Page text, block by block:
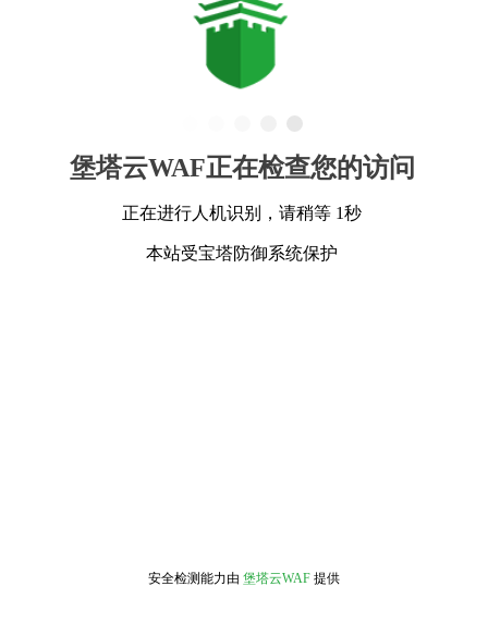
堡塔云WAF正在检查您的访问
正在进行人机识别，请稍等 1秒
本站受宝塔防御系统保护
安全检测能力由 堡塔云WAF 提供